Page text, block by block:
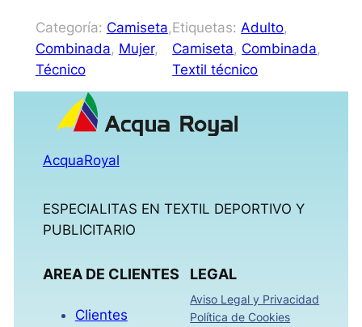
Categoría: Camiseta ,
Combinada, Mujer
Técnico
Etiquetas:Adulto
Camiseta, Combinada
Textil técnico
AcquaRoyal
ESPECIALITAS EN TEXTIL DEPORTIVO Y
PUBLICITARIO
AREA DE CLIENTES
Clientes
LEGAL
Aviso Legal y Privacidad
Política de Cookies